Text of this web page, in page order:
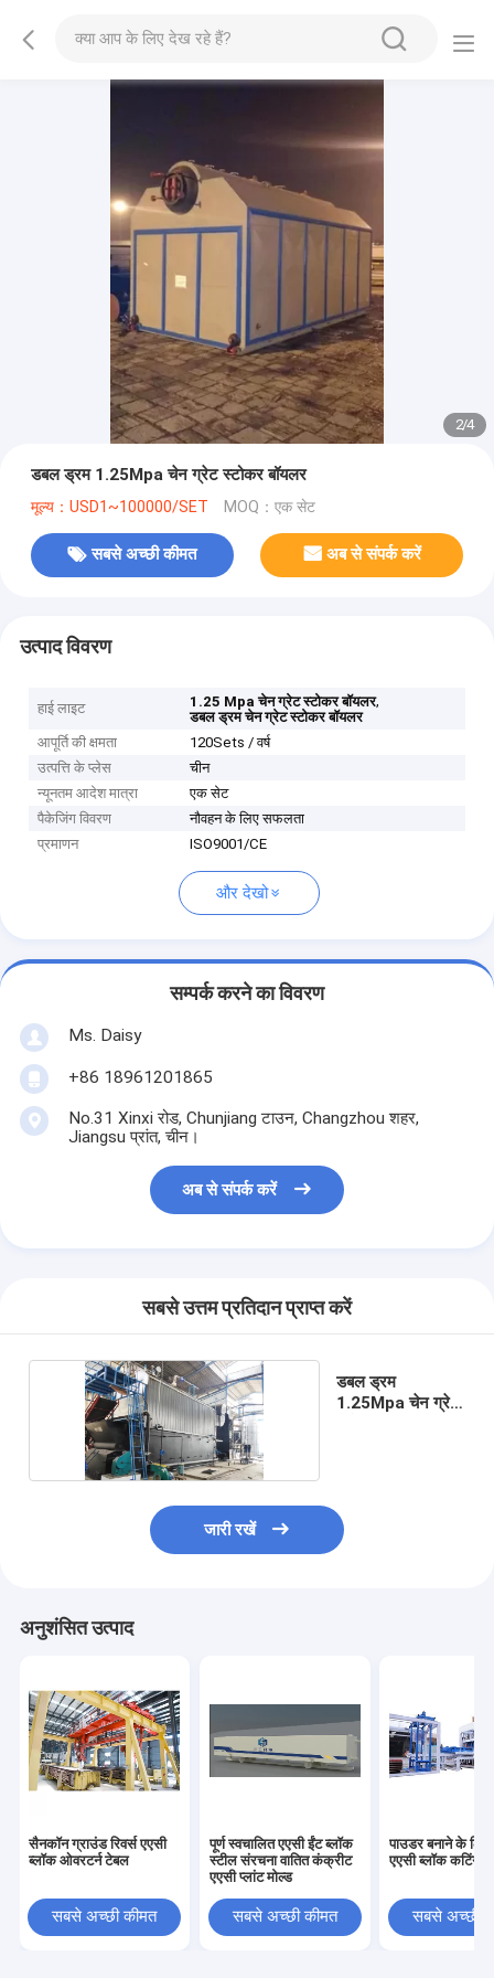
2/4
डबल ड्रम 1.25Mpa चेन ग्रेट स्टोकर बॉयलर
मूल्य：USD1~100000/SET MOQ：एक सेट
सबसे अच्छी कीमत अब से संपर्क करें
उत्पाद विवरण
हाई लाइट 1.25 Mpa चेन ग्रेट स्टोकर बॉयलर,
डबल ड्रम चेन ग्रेट स्टोकर बॉयलर
आपूर्ति की क्षमता
120Sets / वर्ष
उत्पत्ति के प्लेस
चीन
न्यूनतम आदेश मात्रा
एक सेट
पैकेजिंग विवरण
नौवहन के लिए सफलता
प्रमाणन
ISO9001/CE
और देखो
सम्पर्क करने का विवरण
Ms. Daisy
+86 18961201865
No.31 Xinxi रोड, Chunjiang टाउन, Changzhou शहर,
Jiangsu प्रांत, चीन।
अब से संपर्क करें
सबसे उत्तम प्रतिदान प्राप्त करें
डबल ड्रम
1.25Mpa चेन ग्रेट
जारी रखें
अनुशंसित उत्पाद
सैनकॉन ग्राउंड रिवर्स एएसी
ब्लॉक ओवरटर्न टेबल
सबसे अच्छी कीमत
पूर्ण स्वचालित एएसी ईंट ब्लॉक
स्टील संरचना वातित कंक्रीट
एएसी प्लांट मोल्ड
सबसे अच्छी कीमत
पाउडर बनाने के लिए
एएसी ब्लॉक कटिंग
सबसे अच्छी